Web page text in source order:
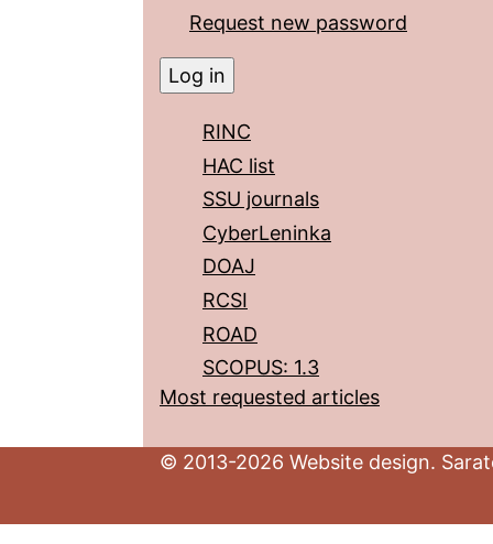
Request new password
RINC
HAC list
SSU journals
CyberLeninka
DOAJ
RCSI
ROAD
SCOPUS: 1.3
Most requested articles
© 2013-2026 Website design.